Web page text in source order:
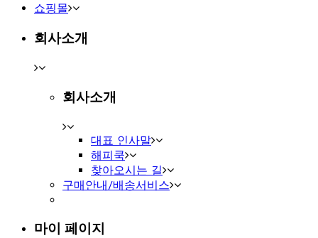
쇼핑몰
회사소개
회사소개
대표 인사말
해피쿡
찾아오시는 길
구매안내/배송서비스
마이 페이지